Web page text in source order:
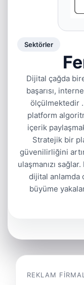
Sektörler
Dijital çağda
başarısı,
ölçülmektedir .
platform
içerik
Stratejik bir
güvenilirliğini
ulaşmanızı
dijital anlamda
büyüme
REKLAM